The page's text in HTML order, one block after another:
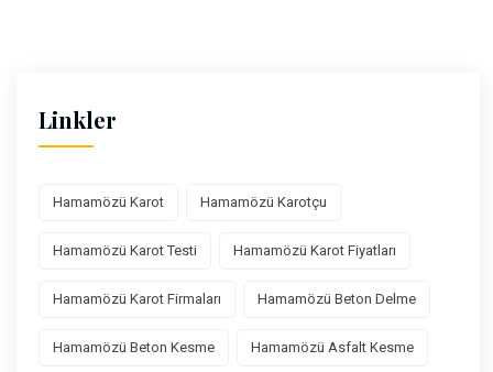
Linkler
Hamamözü Karot Hamamözü Karotçu
Hamamözü Karot Testi Hamamözü Karot Fiyatları
Hamamözü Karot Firmaları Hamamözü Beton Delme
Hamamözü Beton Kesme Hamamözü Asfalt Kesme